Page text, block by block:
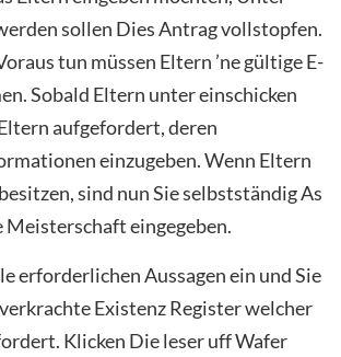
sollen Dies Antrag vollstopfen.
tun müssen Eltern ’ne gültige E-
Sobald Eltern unter einschicken
aufgefordert, deren
einzugeben. Wenn Eltern
sind nun Sie selbstständig As
Meisterschaft eingegeben.
erforderlichen Aussagen ein und Sie
Existenz Register welcher
Klicken Die leser uff Wafer